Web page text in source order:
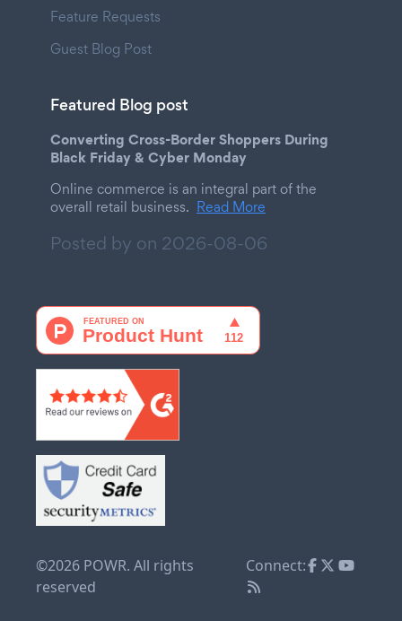
Feature Requests
Guest Blog Post
Featured Blog post
Converting Cross-Border Shoppers During
Black Friday & Cyber Monday
Online commerce is an integral part of the
overall retail business. Read More
Posted by on 2026-08-06
©2026 POWR. All rights
reserved
Connect: